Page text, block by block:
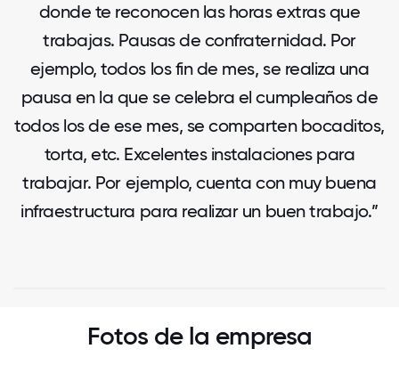
donde te reconocen las horas extras que
trabajas. Pausas de confraternidad. Por
ejemplo, todos los fin de mes, se realiza una
pausa en la que se celebra el cumpleaños de
todos los de ese mes, se comparten bocaditos,
torta, etc. Excelentes instalaciones para
trabajar. Por ejemplo, cuenta con muy buena
infraestructura para realizar un buen trabajo.”
Fotos de la empresa